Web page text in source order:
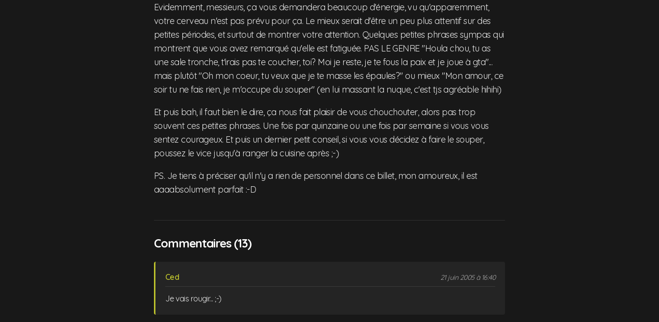
Evidemment, messieurs, ça vous demandera beaucoup d'énergie, vu qu'apparemment,
votre cerveau n'est pas prévu pour ça. Le mieux serait d'être un peu plus attentif sur des
petites périodes, et surtout de montrer votre attention. Quelques petites phrases sympas qui
montrent que vous avez remarqué qu'elle est fatiguée. PAS LE GENRE "Houla chou, tu as
une sale tronche, t'irais pas te coucher, toi? Moi je reste, je te fous la paix et je joue à gta"...
mais plutôt "Oh mon coeur, tu veux que je te masse les épaules?" ou mieux "Mon amour, ce
soir tu ne fais rien, je m'occupe du souper" (en lui massant la nuque, c'est tjs agréable hihihi)
Et puis bah, il faut bien le dire, ça nous fait plaisir de vous chouchouter, alors pas trop
souvent ces petites phrases. Une fois par quinzaine ou une fois par semaine si vous vous
sentez courageux. Et puis un dernier petit conseil, si vous vous décidez à faire le souper,
poussez le vice jusqu'à ranger la cuisine après ;-)
PS. Je tiens à préciser qu'il n'y a rien de personnel dans ce billet, mon amoureux, il est
aaaabsolument parfait :-D
Commentaires (13)
Ced 21 juin 2005 à 16:40
Je vais rougir... ;-)